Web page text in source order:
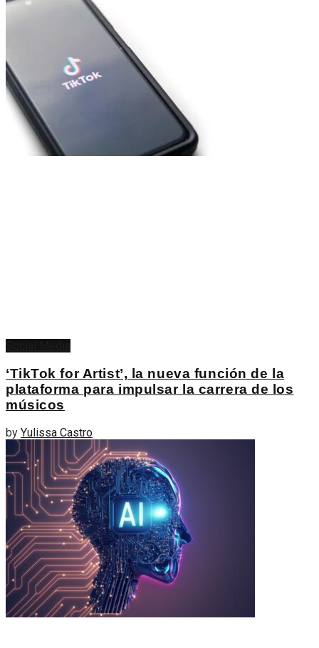
‘TikTok for Artist’, la nueva función de la
plataforma para impulsar la carrera de los
músicos
by Yulissa Castro